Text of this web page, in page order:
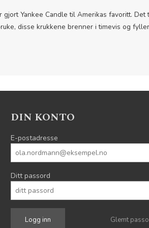
Yankee Candle til Amerikas favoritt.
disse krukkene brenner i timevis og
DIN KONTO
E-postadresse
Ditt passord
Glemt